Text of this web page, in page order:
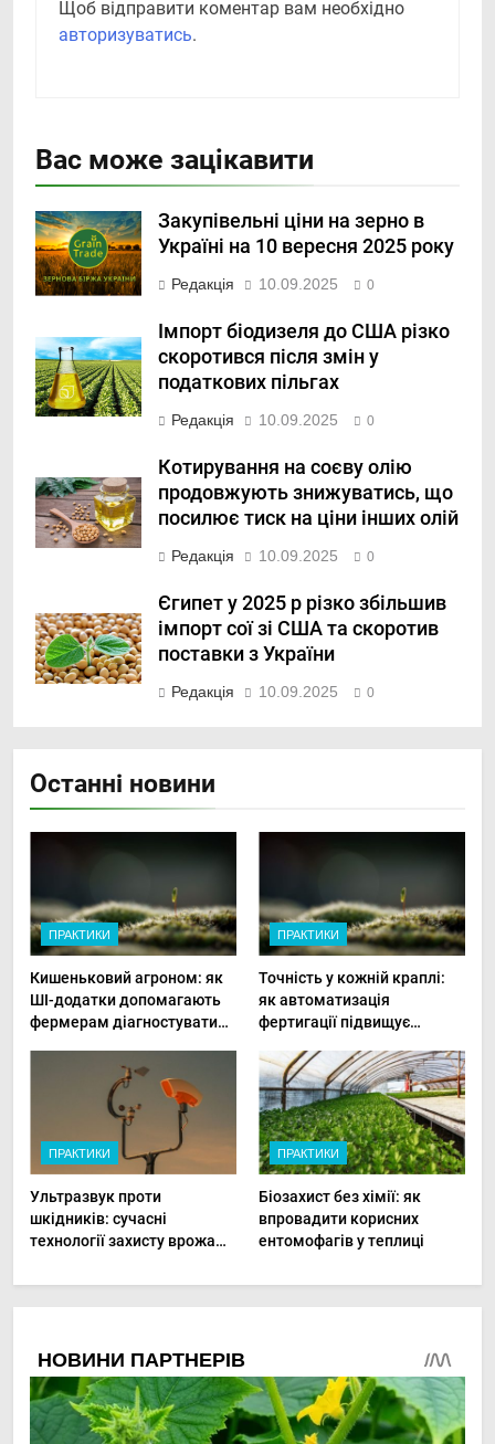
Щоб відправити коментар вам необхідно
авторизуватись.
Вас може зацікавити
Закупівельні ціни на зерно в
Україні на 10 вересня 2025 року
Редакція 10.09.2025 0
Імпорт біодизеля до США різко
скоротився після змін у
податкових пільгах
Редакція 10.09.2025 0
Котирування на соєву олію
продовжують знижуватись, що
посилює тиск на ціни інших олій
Редакція 10.09.2025 0
Єгипет у 2025 р різко збільшив
імпорт сої зі США та скоротив
поставки з України
Редакція 10.09.2025 0
Останні новини
ПРАКТИКИ
Кишеньковий агроном: як
ШІ-додатки допомагають
фермерам діагностувати
ПРАКТИКИ
Точність у кожній краплі:
як автоматизація
фертигації підвищує
ПРАКТИКИ
Ультразвук проти
шкідників: сучасні
технології захисту врожаю
ПРАКТИКИ
Біозахист без хімії: як
впровадити корисних
ентомофагів у теплиці